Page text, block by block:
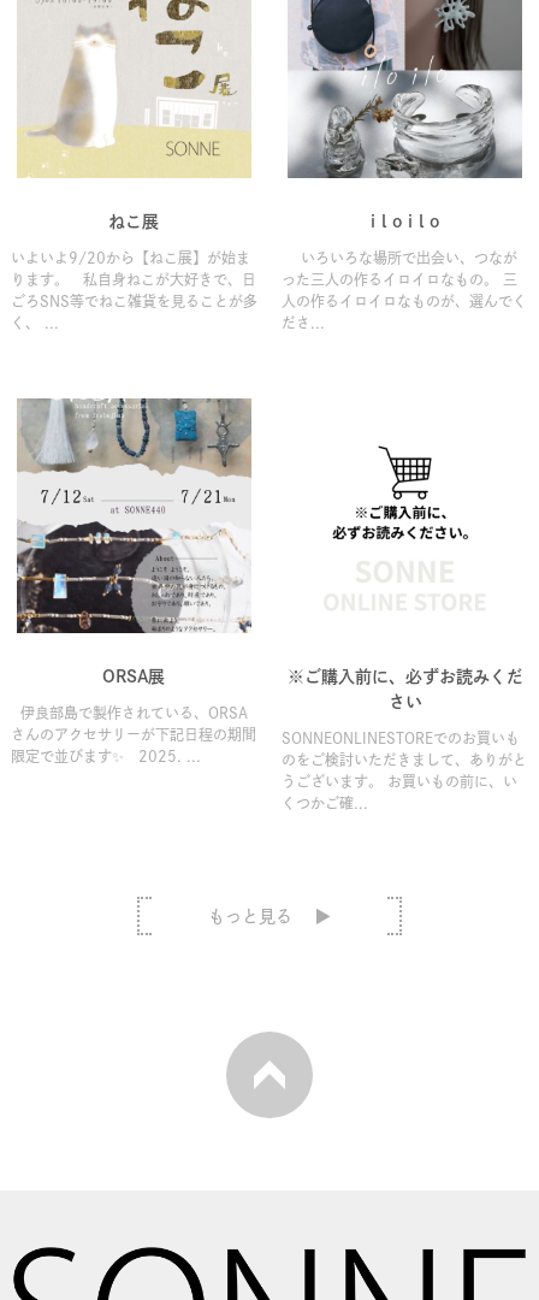
ねこ展
いよいよ9/20から【ねこ展】が始ま
ります。 私自身ねこが大好きで、日
ごろSNS等でねこ雑貨を見ることが多
く、 ...
i l o i l o
いろいろな場所で出会い、つなが
った三人の作るイロイロなもの。 三
人の作るイロイロなものが、選んでく
ださ...
ORSA展
伊良部島で製作されている、ORSA
さんのアクセサリーが下記日程の期間
限定で並びます✨ 2025. ...
※ご購入前に、必ずお読みくだ
さい
SONNEONLINESTOREでのお買いも
のをご検討いただきまして、ありがと
うございます。 お買いもの前に、い
くつかご確...
もっと見る